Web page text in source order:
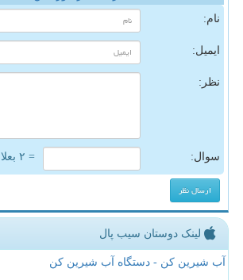
نام:
ایمیل:
نظر:
سوال: = ۲ بعلاوه ۳
لینک دوستان سیب پال
آب شیرین کن - دستگاه آب شیرین کن